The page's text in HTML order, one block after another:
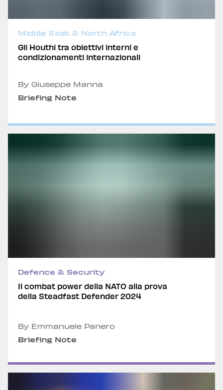
Middle East & North Africa
Gli Houthi tra obiettivi interni e
condizionamenti internazionali
By Giuseppe Manna
Briefing Note
Defence & Security
Il combat power della NATO alla prova
della Steadfast Defender 2024
By Emmanuele Panero
Briefing Note